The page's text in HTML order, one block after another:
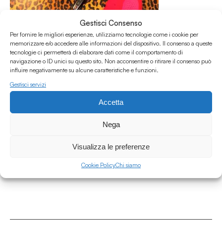
Gestisci Consenso
Per fornire le migliori esperienze, utilizziamo tecnologie come i cookie per
memorizzare e/o accedere alle informazioni del dispositivo. Il consenso a queste
tecnologie ci permetterà di elaborare dati come il comportamento di
navigazione o ID unici su questo sito. Non acconsentire o ritirare il consenso può
influire negativamente su alcune caratteristiche e funzioni.
Gestisci servizi
Accetta
Nega
Visualizza le preferenze
Cookie PolicyChi siamo
NO CAP #66 w/ Malcolm
Hip Hop/Rap/Trap